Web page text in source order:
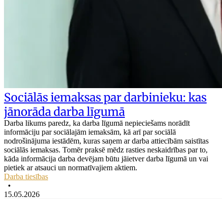
Sociālās iemaksas par darbinieku: kas
jānorāda darba līgumā
Darba likums paredz, ka darba līgumā nepieciešams norādīt
informāciju par sociālajām iemaksām, kā arī par sociālā
nodrošinājuma iestādēm, kuras saņem ar darba attiecībām saistītas
sociālās iemaksas. Tomēr praksē mēdz rasties neskaidrības par to,
kāda informācija darba devējam būtu jāietver darba līgumā un vai
pietiek ar atsauci un normatīvajiem aktiem.
Darba tiesības
•
15.05.2026